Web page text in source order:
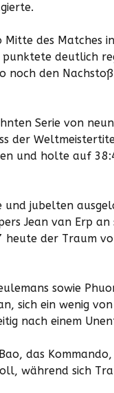
des Matches
deutlich
den
Serie von
der
und holte auf
und jubelten
Jean van Erp
heute der Traum
sowie
sich ein wenig
nach einem
das
während sich